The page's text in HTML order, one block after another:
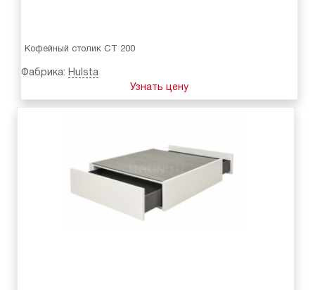
Кофейный столик CT 200
Фабрика: Hulsta
Узнать цену